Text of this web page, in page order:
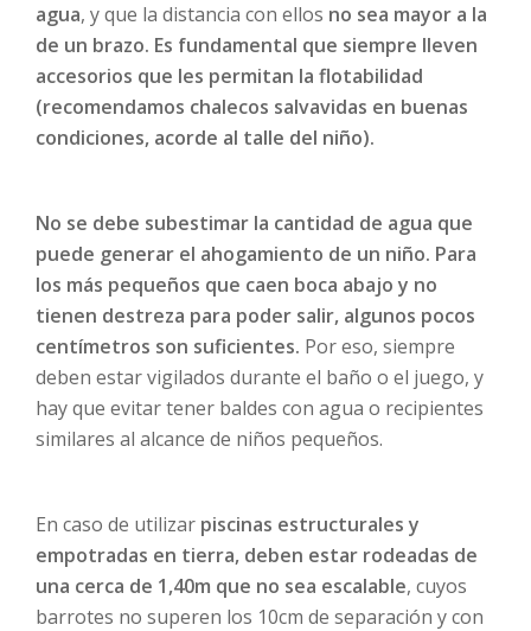
agua, y que la distancia con ellos no sea mayor a la
de un brazo. Es fundamental que siempre lleven
accesorios que les permitan la flotabilidad
(recomendamos chalecos salvavidas en buenas
condiciones, acorde al talle del niño).
No se debe subestimar la cantidad de agua que
puede generar el ahogamiento de un niño. Para
los más pequeños que caen boca abajo y no
tienen destreza para poder salir, algunos pocos
centímetros son suficientes. Por eso, siempre
deben estar vigilados durante el baño o el juego, y
hay que evitar tener baldes con agua o recipientes
similares al alcance de niños pequeños.
En caso de utilizar piscinas estructurales y
empotradas en tierra, deben estar rodeadas de
una cerca de 1,40m que no sea escalable, cuyos
barrotes no superen los 10cm de separación y con